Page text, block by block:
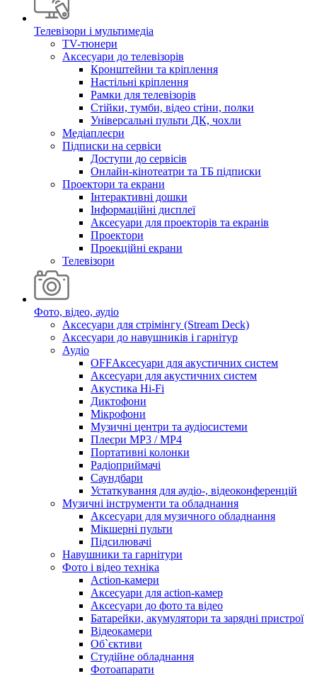
Телевізори і мультимедіа
TV-тюнери
Аксесуари до телевізорів
Кронштейни та кріплення
Настільні кріплення
Рамки для телевізорів
Стійки, тумби, відео стіни, полки
Універсальні пульти ДК, чохли
Медіаплеєри
Підписки на сервіси
Доступи до сервісів
Онлайн-кінотеатри та ТБ підписки
Проектори та екрани
Інтерактивні дошки
Інформаційні дисплеї
Аксесуари для проекторів та екранів
Проектори
Проекційні екрани
Телевізори
Фото, відео, аудіо
Аксесуари для стрімінгу (Stream Deck)
Аксесуари до навушників і гарнітур
Аудіо
OFFАксесуари для акустичних систем
Аксесуари для акустичних систем
Акустика Hi-Fi
Диктофони
Мікрофони
Музичні центри та аудіосистеми
Плеєри MP3 / MP4
Портативні колонки
Радіоприймачі
Саундбари
Устаткування для аудіо-, відеоконференцій
Музичні інструменти та обладнання
Аксесуари для музичного обладнання
Мікшерні пульти
Підсилювачі
Навушники та гарнітури
Фото і відео техніка
Action-камери
Аксесуари для action-камер
Аксесуари до фото та відео
Батарейки, акумулятори та зарядні пристрої
Відеокамери
Об`єктиви
Студійне обладнання
Фотоапарати